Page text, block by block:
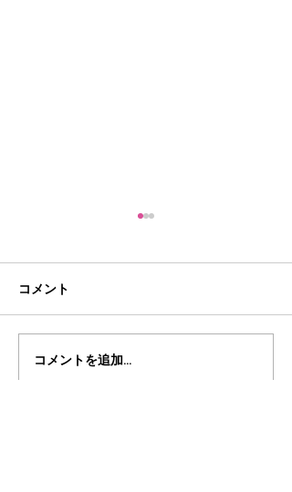
夏祭り
コメント
コメントを追加…